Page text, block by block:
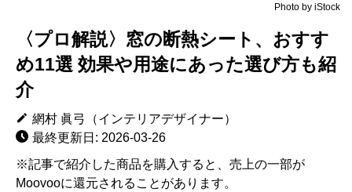
Photo by iStock
〈プロ解説〉窓の断熱シート、おすす
め11選 効果や用途にあった選び方も紹
介
網村 眞弓（インテリアデザイナー）
最終更新日: 2026-03-26
※記事で紹介した商品を購入すると、売上の一部が
Moovooに還元されることがあります。